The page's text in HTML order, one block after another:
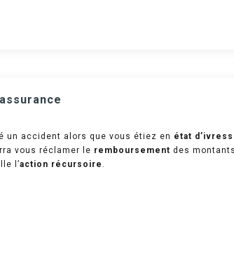
un accident alors que vous étiez en état
vous réclamer le remboursement des
l’action récursoire